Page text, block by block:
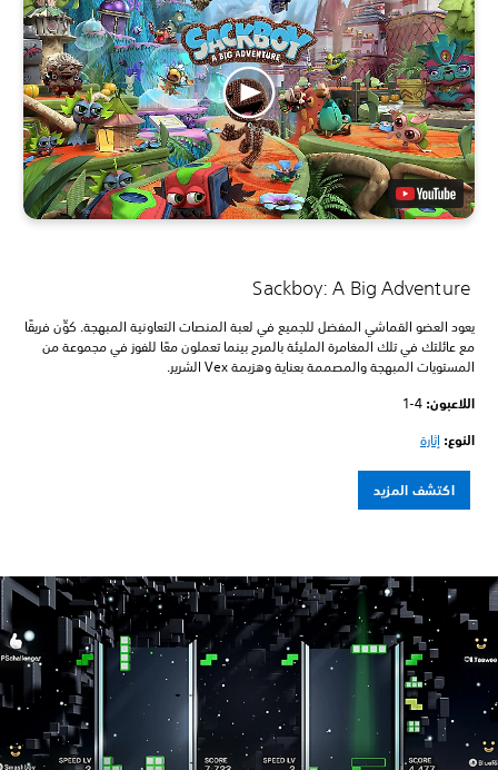
Sackboy: A Big Adventure
يعود العضو القماشي المفضل للجميع في لعبة المنصات التعاونية المبهجة. كوِّن فريقًا
مع عائلتك في تلك المغامرة المليئة بالمرح بينما تعملون معًا للفوز في مجموعة من
المستويات المبهجة والمصممة بعناية وهزيمة Vex الشرير.
اللاعبون:‏
النوع: إثارة
اكتشف المزيد